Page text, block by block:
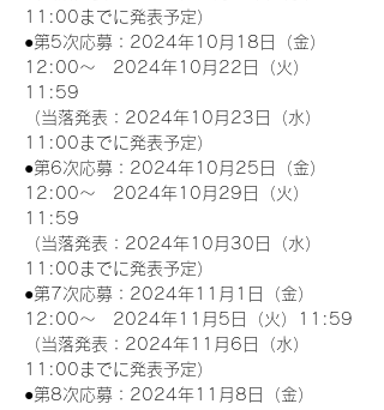
11:00までに発表予定）
●第5次応募：2024年10月18日（金）
12:00～　2024年10月22日（火）
11:59
（当落発表：2024年10月23日（水）
11:00までに発表予定）
●第6次応募：2024年10月25日（金）
12:00～　2024年10月29日（火）
11:59
（当落発表：2024年10月30日（水）
11:00までに発表予定）
●第7次応募：2024年11月1日（金）
12:00～　2024年11月5日（火）11:59
（当落発表：2024年11月6日（水）
11:00までに発表予定）
●第8次応募：2024年11月8日（金）